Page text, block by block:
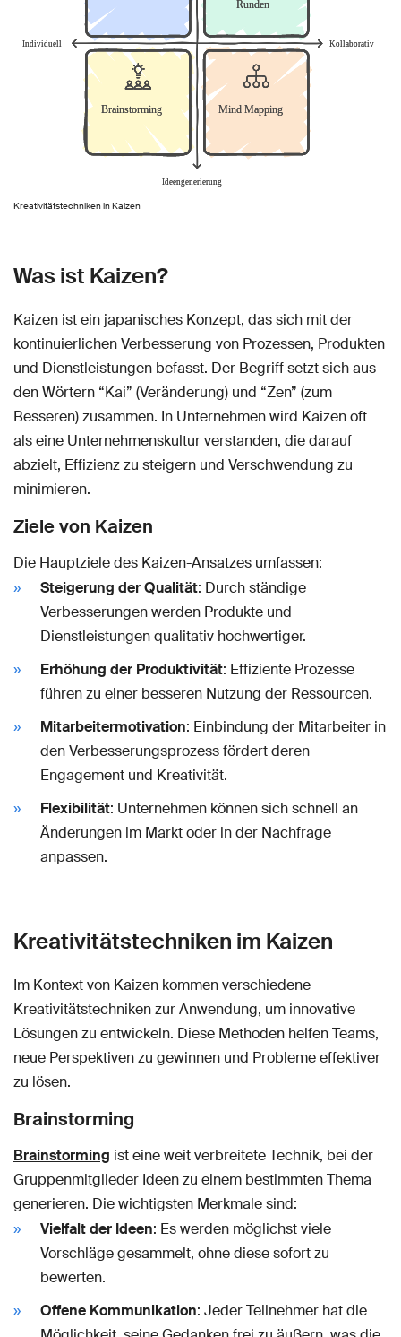
Kreativitätstechniken in Kaizen
Was ist Kaizen?
Kaizen ist ein japanisches Konzept, das sich mit der
kontinuierlichen Verbesserung von Prozessen, Produkten
und Dienstleistungen befasst. Der Begriff setzt sich aus
den Wörtern “Kai” (Veränderung) und “Zen” (zum
Besseren) zusammen. In Unternehmen wird Kaizen oft
als eine Unternehmenskultur verstanden, die darauf
abzielt, Effizienz zu steigern und Verschwendung zu
minimieren.
Ziele von Kaizen
Die Hauptziele des Kaizen-Ansatzes umfassen:
Steigerung der Qualität: Durch ständige
Verbesserungen werden Produkte und
Dienstleistungen qualitativ hochwertiger.
Erhöhung der Produktivität: Effiziente Prozesse
führen zu einer besseren Nutzung der Ressourcen.
Mitarbeitermotivation: Einbindung der Mitarbeiter in
den Verbesserungsprozess fördert deren
Engagement und Kreativität.
Flexibilität: Unternehmen können sich schnell an
Änderungen im Markt oder in der Nachfrage
anpassen.
Kreativitätstechniken im Kaizen
Im Kontext von Kaizen kommen verschiedene
Kreativitätstechniken zur Anwendung, um innovative
Lösungen zu entwickeln. Diese Methoden helfen Teams,
neue Perspektiven zu gewinnen und Probleme effektiver
zu lösen.
Brainstorming
Brainstorming ist eine weit verbreitete Technik, bei der
Gruppenmitglieder Ideen zu einem bestimmten Thema
generieren. Die wichtigsten Merkmale sind:
Vielfalt der Ideen: Es werden möglichst viele
Vorschläge gesammelt, ohne diese sofort zu
bewerten.
Offene Kommunikation: Jeder Teilnehmer hat die